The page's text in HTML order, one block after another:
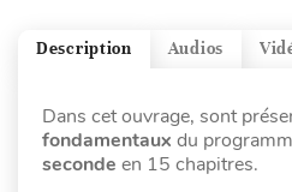
Audios
Description
Dans cet ouvrage, sont
fondamentaux du
seconde en 15 chapitres.